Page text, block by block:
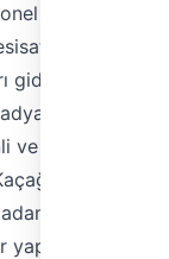
gidermek
ve doğru